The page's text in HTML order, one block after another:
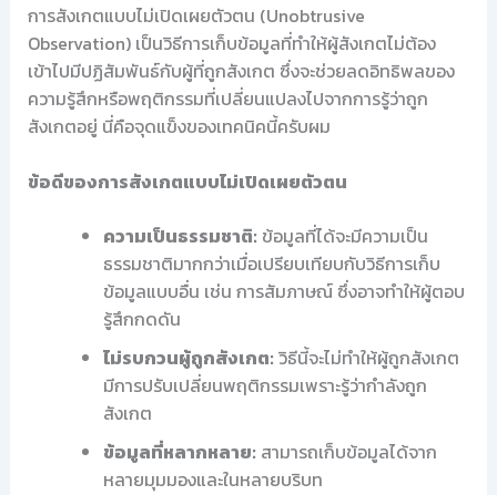
การสังเกตแบบไม่เปิดเผยตัวตน (Unobtrusive
Observation) เป็นวิธีการเก็บข้อมูลที่ทำให้ผู้สังเกตไม่ต้อง
เข้าไปมีปฏิสัมพันธ์กับผู้ที่ถูกสังเกต ซึ่งจะช่วยลดอิทธิพลของ
ความรู้สึกหรือพฤติกรรมที่เปลี่ยนแปลงไปจากการรู้ว่าถูก
สังเกตอยู่ นี่คือจุดแข็งของเทคนิคนี้ครับผม
ข้อดีของการสังเกตแบบไม่เปิดเผยตัวตน
ความเป็นธรรมชาติ: ข้อมูลที่ได้จะมีความเป็น
ธรรมชาติมากกว่าเมื่อเปรียบเทียบกับวิธีการเก็บ
ข้อมูลแบบอื่น เช่น การสัมภาษณ์ ซึ่งอาจทำให้ผู้ตอบ
รู้สึกกดดัน
ไม่รบกวนผู้ถูกสังเกต: วิธีนี้จะไม่ทำให้ผู้ถูกสังเกต
มีการปรับเปลี่ยนพฤติกรรมเพราะรู้ว่ากำลังถูก
สังเกต
ข้อมูลที่หลากหลาย: สามารถเก็บข้อมูลได้จาก
หลายมุมมองและในหลายบริบท